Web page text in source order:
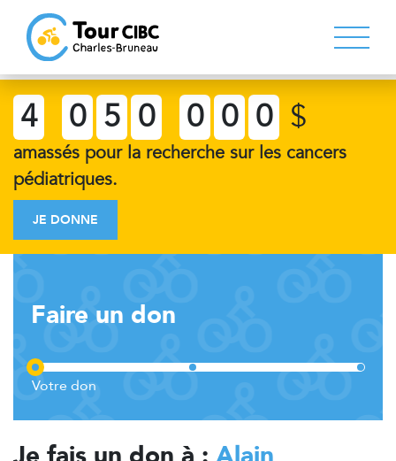
4 0 5 0 0 0 0 $
amassés pour la recherche sur les cancers
pédiatriques.
JE DONNE
Faire un don